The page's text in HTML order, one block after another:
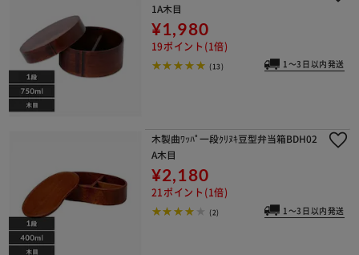
1A木目
¥1,980
19ポイント(1倍)
(13) 1～3日以内発送
木製曲ﾜｯﾊﾟ一段ｸﾘﾇｷ豆型弁当箱BDH02
A木目
¥2,180
21ポイント(1倍)
(2) 1～3日以内発送